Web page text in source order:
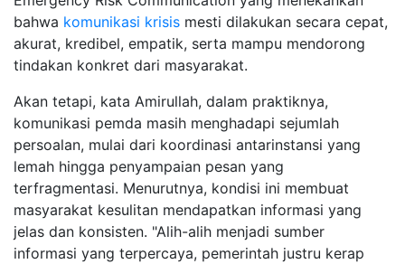
bahwa komunikasi krisis mesti dilakukan secara cepat,
akurat, kredibel, empatik, serta mampu mendorong
tindakan konkret dari masyarakat.
Akan tetapi, kata Amirullah, dalam praktiknya,
komunikasi pemda masih menghadapi sejumlah
persoalan, mulai dari koordinasi antarinstansi yang
lemah hingga penyampaian pesan yang
terfragmentasi. Menurutnya, kondisi ini membuat
masyarakat kesulitan mendapatkan informasi yang
jelas dan konsisten. "Alih-alih menjadi sumber
informasi yang terpercaya, pemerintah justru kerap